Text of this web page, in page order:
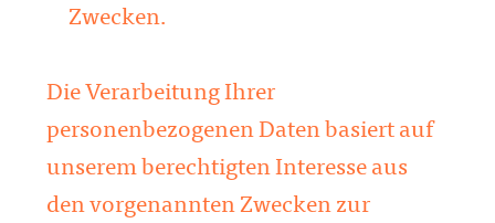
Zwecken.
Die Verarbeitung Ihrer
personenbezogenen Daten basiert auf
unserem berechtigten Interesse aus
den vorgenannten Zwecken zur